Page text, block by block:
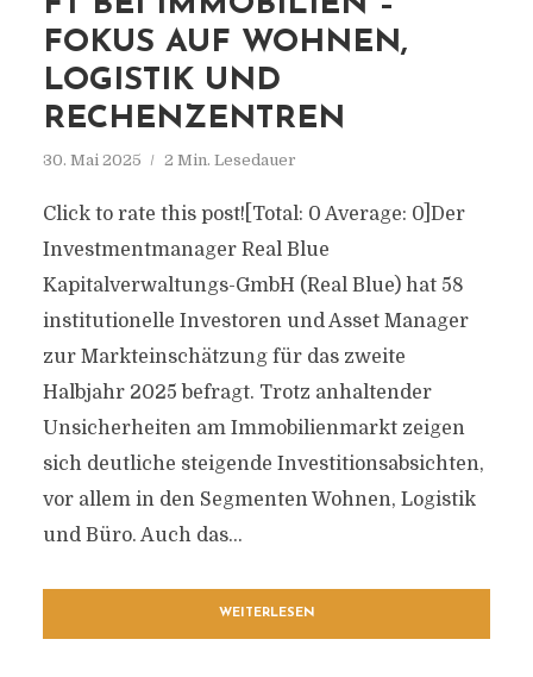
FOKUS AUF WOHNEN,
LOGISTIK UND
RECHENZENTREN
30. Mai 2025 2 Min. Lesedauer
Click to rate this post![Total: 0 Average: 0]Der
Investmentmanager Real Blue
Kapitalverwaltungs-GmbH (Real Blue) hat 58
institutionelle Investoren und Asset Manager
zur Markteinschätzung für das zweite
Halbjahr 2025 befragt. Trotz anhaltender
Unsicherheiten am Immobilienmarkt zeigen
sich deutliche steigende Investitionsabsichten,
vor allem in den Segmenten Wohnen, Logistik
und Büro. Auch das...
WEITERLESEN